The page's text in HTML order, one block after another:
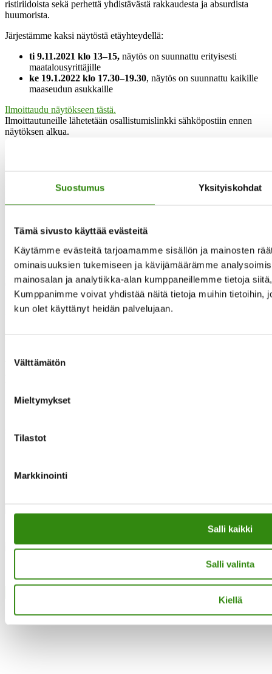
Suostumus Yksityiskohdat
Tämä sivusto käyttää evästeitä
Käytämme evästeitä tarjoamamme sisällön ja mainosten
ominaisuuksien tukemiseen ja kävijämäärämme
mainosalan ja analytiikka-alan kumppaneillemme tietoja
Kumppanimme voivat yhdistää näitä tietoja muihin tietoihin,
kun olet käyttänyt heidän palvelujaan.
valinta
Välttämätön
Mieltymykset
Tilastot
Markkinointi
Salli kaikki
Salli valinta
Kiellä
ristiriidoista sekä perhettä yhdistävästä rakkaudesta ja absurdista
huumorista.
Järjestämme kaksi näytöstä etäyhteydellä:
ti 9.11.2021 klo 13–15, näytös on suunnattu erityisesti
maatalousyrittäjille
ke 19.1.2022 klo 17.30–19.30, näytös on suunnattu kaikille
maaseudun asukkaille
Ilmoittaudu näytökseen tästä.
Ilmoittautuneille lähetetään osallistumislinkki sähköpostiin ennen
näytöksen alkua.
Elokuvaa esitetään myös kirjastokiertueella ympäri Suomen.Lue
lisää kirjastokiertueesta täältä.
Maaseudun tukihenkilöverkko
Eerikinkatu 27, 6. krs
00180 Helsinki
puh.0400 789 481
mia.kalpa@tukihenkilo.fi
Tukihenkilöiden tupa
Saavutettavuusseloste
Evästeet